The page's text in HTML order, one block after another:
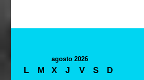
agosto 2026
L M X J V S
D